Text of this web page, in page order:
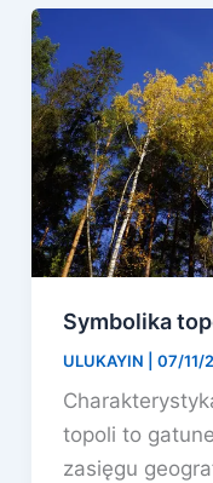
Symbolika
ULUKAYIN 07/11/
topoli to
zasięgu